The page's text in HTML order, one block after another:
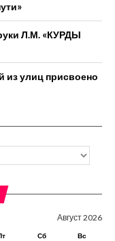
Л.М. «КУРДЫ
из улиц присвоено
Август 2026
Сб Вс